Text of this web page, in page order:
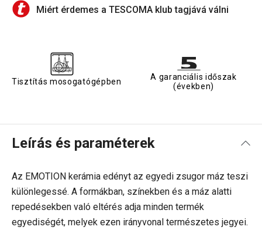
Miért érdemes a TESCOMA klub tagjává válni
Tisztítás mosogatógépben
A garanciális időszak
(években)
Leírás és paraméterek
Az EMOTION kerámia edényt az egyedi zsugor máz teszi
különlegessé. A formákban, színekben és a máz alatti
repedésekben való eltérés adja minden termék
egyediségét, melyek ezen irányvonal természetes jegyei.